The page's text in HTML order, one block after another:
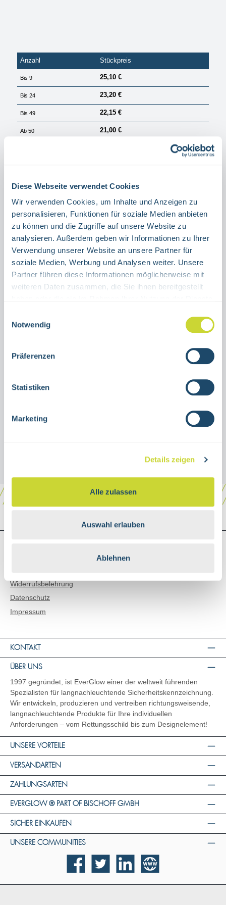
Diese Webseite verwendet Cookies
Wir verwenden Cookies, um Inhalte und Anzeigen zu
personalisieren, Funktionen für soziale Medien anbieten
zu können und die Zugriffe auf unsere Website zu
analysieren. Außerdem geben wir Informationen zu Ihrer
Verwendung unserer Website an unsere Partner für
soziale Medien, Werbung und Analysen weiter. Unsere
Partner führen diese Informationen möglicherweise mit
weiteren Daten zusammen, die Sie ihnen bereitgestellt
Notwendig
Präferenzen
Statistiken
Marketing
Details zeigen
Alle zulassen
Auswahl erlauben
Ablehnen
Anzahl Stückpreis
Bis9 25,10 €
Bis24 23,20 €
Bis49 22,15 €
Ab50 21,00 €
Größeauswählen
15 X 15 CM
20 X 20 CM
Winkel,- Fahnenschildauswählen
FAHNENSCHILD
Stück
IN DEN WARENKORB
Beschreibung
Nutzung in Innenräumenverschiedene
HI150, K…
Widerrufsbelehrung
Datenschutz
Impressum
KONTAKT
ÜBER UNS
1997 gegründet, ist EverGlow einer der weltweit führenden
Spezialisten für langnachleuchtende Sicherheitskennzeichnung.
Wir entwickeln, produzieren und vertreiben richtungsweisende,
langnachleuchtende Produkte für Ihre individuellen
Anforderungen – vom Rettungsschild bis zum Designelement!
UNSERE VORTEILE
VERSANDARTEN
ZAHLUNGSARTEN
EVERGLOW ® PART OF BISCHOFF GMBH
SICHER EINKAUFEN
UNSERE COMMUNITIES
FacebookTwitter LinkedIn Website